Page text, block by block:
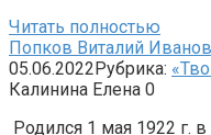
Читать полностью
Попков Виталий
05.06.2022Рубрика:
Калинина Елена 0
Родился 1 мая 1922 г.